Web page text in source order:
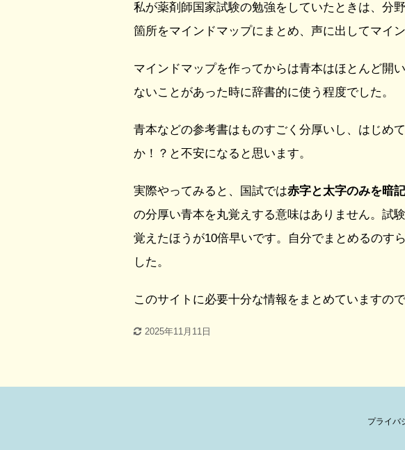
私が薬剤師国家試験の勉強をしていたときは、分
箇所をマインドマップにまとめ、声に出してマイ
マインドマップを作ってからは青本はほとんど開
ないことがあった時に辞書的に使う程度でした。
青本などの参考書はものすごく分厚いし、はじめ
か！？と不安になると思います。
実際やってみると、国試では赤字と太字のみを暗
の分厚い青本を丸覚えする意味はありません。試
覚えたほうが10倍早いです。自分でまとめるのす
した。
このサイトに必要十分な情報をまとめていますの
2025年11月11日
プライバ